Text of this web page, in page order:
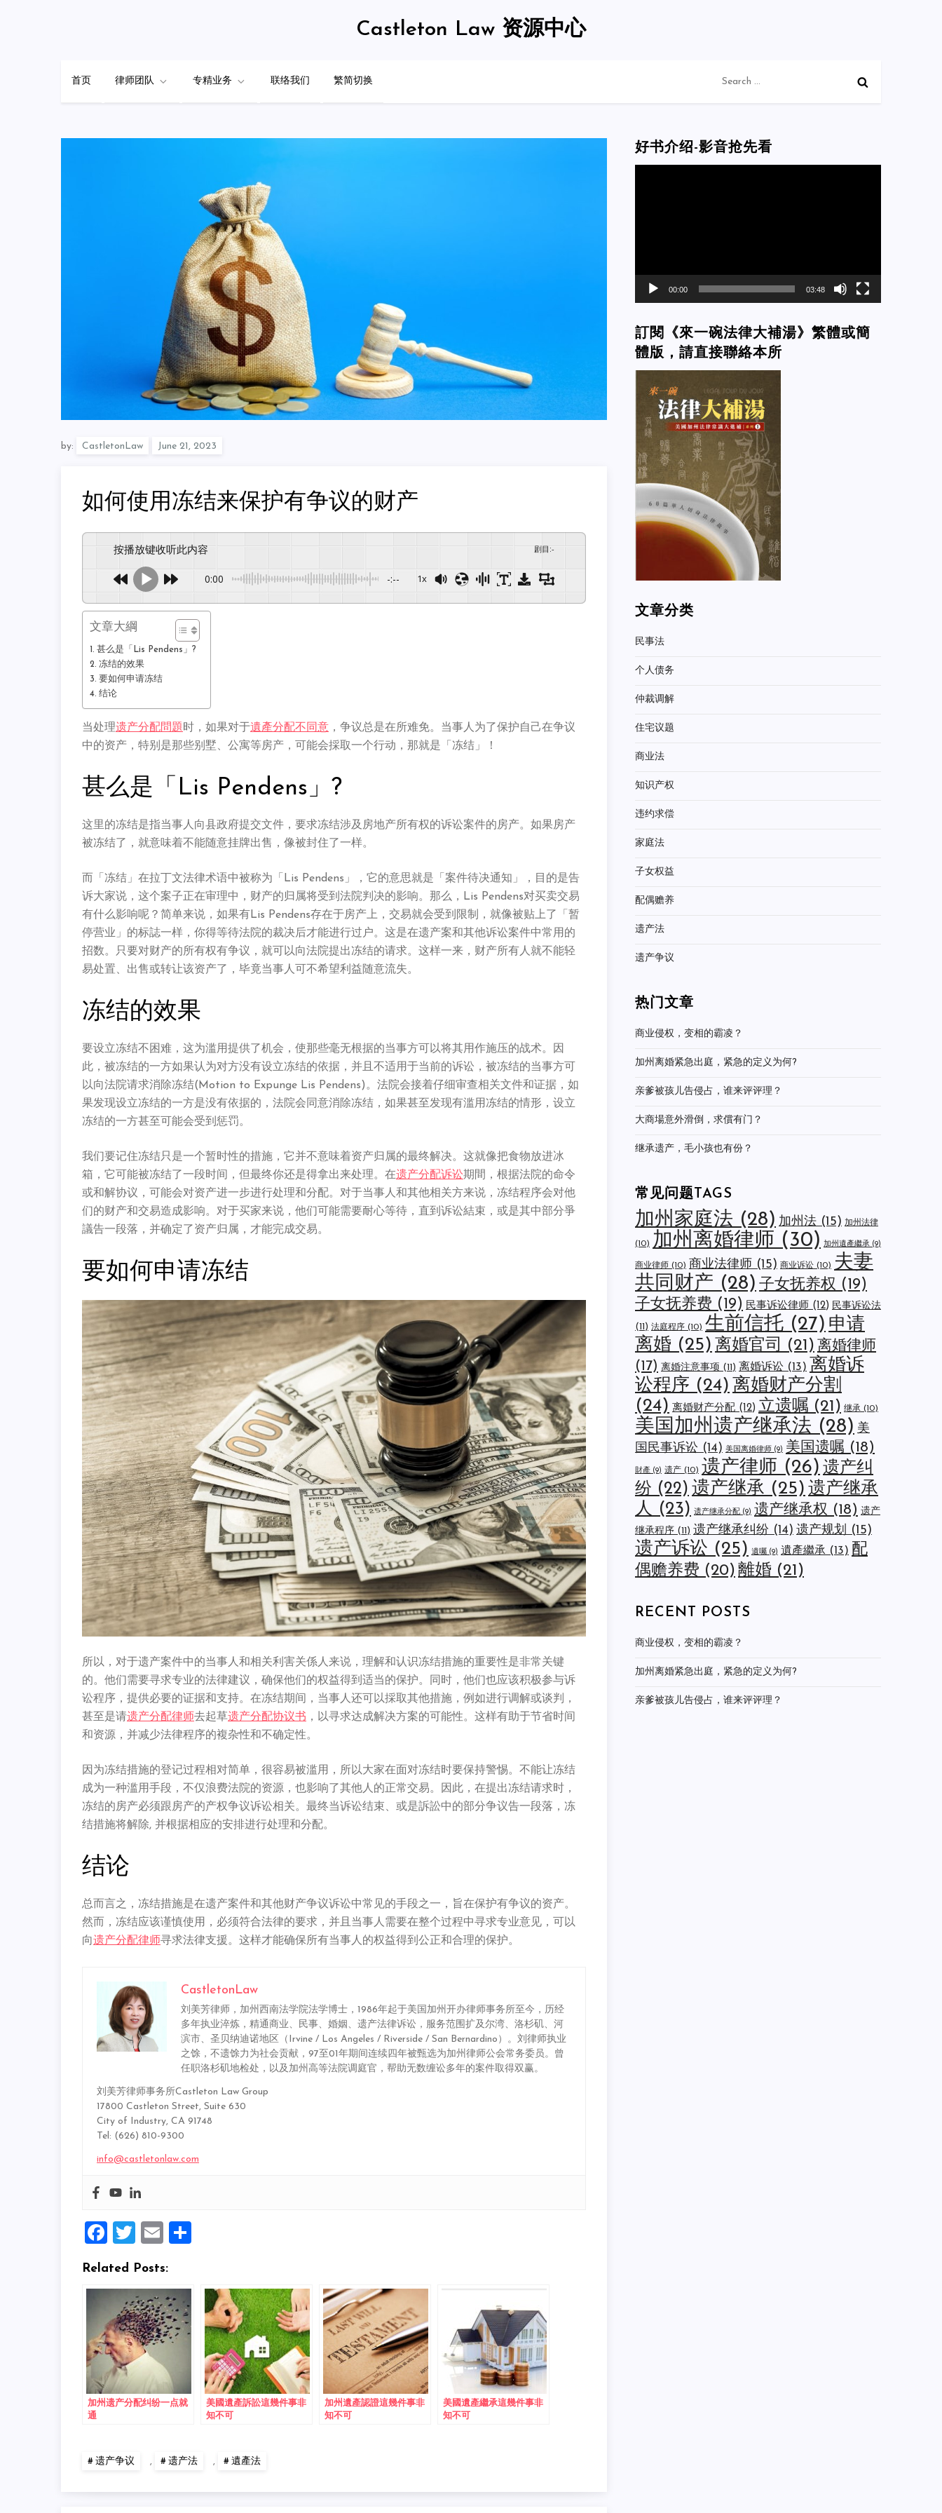
Castleton Law 资源中心
首页 律师团队 专精业务 联络我们 繁简切换
for:
by: CastletonLaw
如何使用冻结来保护有争议的财产
按播放键收听此内容 剧目 :-
0:00 -:-- 1x
文章大綱
甚么是「Lis Pendens」?
冻结的效果
要如何申请冻结
结论
当处理遗产分配問題时，如果对于遺產分配不同意 ，争议总是在所难免。当事人为了保护自己在争议
中的资产，特别是那些别墅、公寓等房产，可能会採取一个行动，那就是「冻结」！
甚么是「Lis Pendens」?
这里的冻结是指当事人向县政府提交文件，要求冻结涉及房地产所有权的诉讼案件的房产。如果房产
被冻结了，就意味着不能随意挂牌出售，像被封住了一样。
而「冻结」在拉丁文法律术语中被称为「Lis Pendens」，它的意思就是「案件待决通知」，目的是告
诉大家说，这个案子正在审理中，财产的归属将受到法院判决的影响。那么，Lis Pendens对买卖交易
有什么影响呢？简单来说，如果有Lis Pendens存在于房产上，交易就会受到限制，就像被贴上了「暂
停营业」的标誌一样，你得等待法院的裁决后才能进行过户。这是在遗产案和其他诉讼案件中常用的
招数。只要对财产的所有权有争议，就可以向法院提出冻结的请求。这样一来，财产所有人就不能轻
易处置、出售或转让该资产了，毕竟当事人可不希望利益随意流失。
冻结的效果
要设立冻结不困难，这为滥用提供了机会，使那些毫无根据的当事方可以将其用作施压的战术。因
此，被冻结的一方如果认为对方没有设立冻结的依据，并且不适用于当前的诉讼，被冻结的当事方可
以向法院请求消除冻结(Motion to Expunge Lis Pendens)。法院会接着仔细审查相关文件和证据，如
果发现设立冻结的一方是没有依据的，法院会同意消除冻结，如果甚至发现有滥用冻结的情形，设立
冻结的一方甚至可能会受到惩罚。
我们要记住冻结只是一个暂时性的措施，它并不意味着资产归属的最终解决。这就像把食物放进冰
箱，它可能被冻结了一段时间，但最终你还是得拿出来处理。在遗产分配诉讼期間，根据法院的命令
或和解协议，可能会对资产进一步进行处理和分配。对于当事人和其他相关方来说，冻结程序会对他
们的财产和交易造成影响。对于买家来说，他们可能需要耐心等待，直到诉讼結束，或是其中部分爭
議告一段落，并确定了资产归属，才能完成交易。
要如何申请冻结
所以，对于遗产案件中的当事人和相关利害关係人来说，理解和认识冻结措施的重要性是非常关键
的。他们需要寻求专业的法律建议，确保他们的权益得到适当的保护。同时，他们也应该积极参与诉
讼程序，提供必要的证据和支持。在冻结期间，当事人还可以採取其他措施，例如进行调解或谈判，
甚至是请遗产分配律师去起草遗产分配协议书 ，以寻求达成解决方案的可能性。这样有助于节省时间
和资源，并减少法律程序的複杂性和不确定性。
因为冻结措施的登记过程相对简单，很容易被滥用，所以大家在面对冻结时要保持警惕。不能让冻结
成为一种滥用手段，不仅浪费法院的资源，也影响了其他人的正常交易。因此，在提出冻结请求时，
冻结的房产必须跟房产的产权争议诉讼相关。最终当诉讼结束、或是訴訟中的部分争议告一段落，冻
结措施将解除, 并根据相应的安排进行处理和分配。
结论
总而言之，冻结措施是在遗产案件和其他财产争议诉讼中常见的手段之一，旨在保护有争议的资产。
然而，冻结应该谨慎使用，必须符合法律的要求，并且当事人需要在整个过程中寻求专业意见，可以
向 遗产分配律师寻求法律支援。这样才能确保所有当事人的权益得到公正和合理的保护。
CastletonLaw
刘美芳律师，加州西南法学院法学博士，1986年起于美国加州开办律师事务所至今，历经
多年执业淬炼，精通商业、民事、婚姻、遗产法律诉讼，服务范围扩及尔湾、洛杉矶、河
滨市、圣贝纳迪诺地区（Irvine / Los Angeles / Riverside / San Bernardino）。刘律师执业
之馀，不遗馀力为社会贡献，97至01年期间连续四年被甄选为加州律师公会常务委员。曾
任职洛杉矶地检处，以及加州高等法院调庭官，帮助无数缠讼多年的案件取得双赢。
刘美芳律师事务所Castleton Law Group
17800 Castleton Street, Suite 630
City of Industry, CA 91748
Tel: (626) 810-9300
info@castletonlaw.com
Facebook
TwitterEmail
Related Posts:
加州遗产分配纠纷一点就
通
美國遺產訴訟這幾件事非
知不可
加州遺產認證這幾件事非
知不可
美國遺產繼承這幾件事非
知不可
遗产争议 , 遗产法 , 遺產法
好书介绍-影音抢先看
00:00 03:48
訂閱《來一碗法律大補湯》繁體或簡
體版，請直接聯絡本所
文章分类
民事法
个人债务
仲裁调解
住宅议题
商业法
知识产权
违约求偿
家庭法
子女权益
配偶赡养
遗产法
遗产争议
热门文章
商业侵权，变相的霸凌？
加州离婚紧急出庭，紧急的定义为何?
亲爹被孩儿告侵占，谁来评评理？
大商場意外滑倒，求償有门？
继承遗产，毛小孩也有份？
常见问题TAGS
加州家庭法 (28) 加州法 (15) 加州法律
(10) 加州离婚律师 (30) 加州遺產繼承 (9)
商业律师 (10) 商业法律师 (15) 商业诉讼 (10) 夫妻
共同财产 (28) 子女抚养权 (19)
子女抚养费 (19) 民事诉讼律师 (12) 民事诉讼法
(11) 法庭程序 (10) 生前信托 (27) 申请
离婚 (25) 离婚官司 (21) 离婚律师
(17) 离婚注意事项 (11) 离婚诉讼 (13) 离婚诉
讼程序 (24) 离婚财产分割
(24) 离婚财产分配 (12) 立遗嘱 (21) 继承 (10)
美国加州遗产继承法 (28) 美
国民事诉讼 (14) 美国离婚律师 (9) 美国遗嘱 (18)
財產 (9) 遗产 (10) 遗产律师 (26) 遗产纠
纷 (22) 遗产继承 (25) 遗产继承
人 (23) 遗产继承分配 (9) 遗产继承权 (18) 遗产
继承程序 (11) 遗产继承纠纷 (14) 遗产规划 (15)
遗产诉讼 (25) 遺囑 (9) 遺產繼承 (13) 配
偶赡养费 (20) 離婚 (21)
RECENT POSTS
商业侵权，变相的霸凌？
加州离婚紧急出庭，紧急的定义为何?
亲爹被孩儿告侵占，谁来评评理？